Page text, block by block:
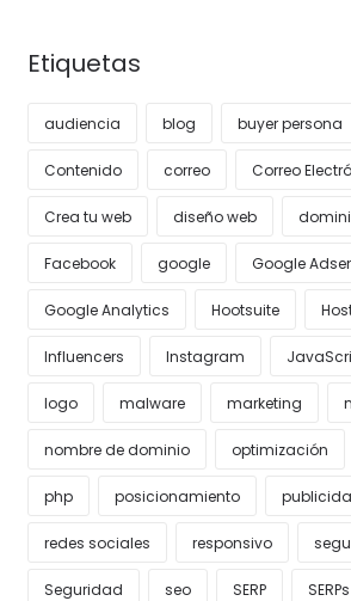
Etiquetas
audiencia blog buyer persona
Contenido correo Correo
Crea tu web diseño web
Facebook google Google
Google Analytics Hootsuite
Influencers Instagram
logo malware marketing
nombre de dominio optimización
php posicionamiento
redes sociales responsivo
Seguridad seo SERP SERPs